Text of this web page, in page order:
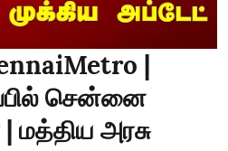
|
சென்னை
மத்திய அரசு